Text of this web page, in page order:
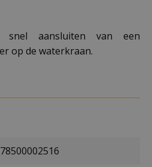
snel aansluiten van een
op de waterkraan.